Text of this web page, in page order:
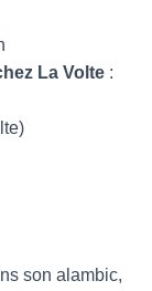
La Volte :
son alambic,